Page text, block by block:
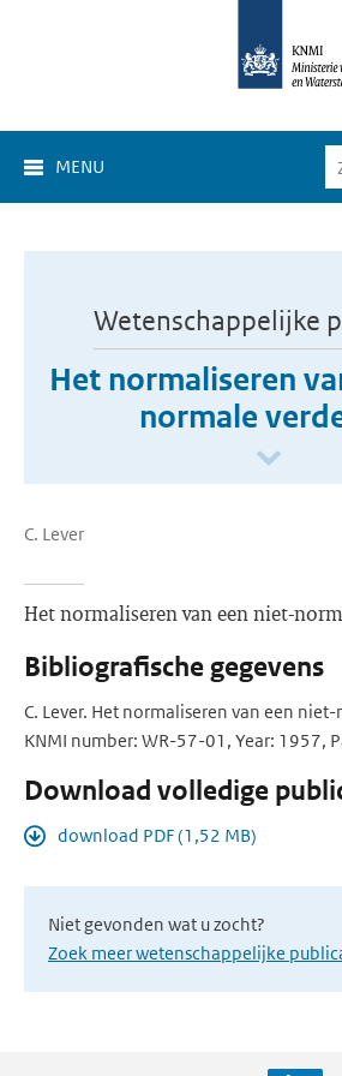
MENU
Wetenschappelijke
Het normaliseren
normale
C. Lever
Het normaliseren van een niet-
Bibliografische gegevens
C. Lever. Het normaliseren van een
KNMI number: WR-57-01, Year: 1957,
Download volledige
download PDF (1,52 MB)
Niet gevonden wat u zocht?
Zoek meer wetenschappelijke